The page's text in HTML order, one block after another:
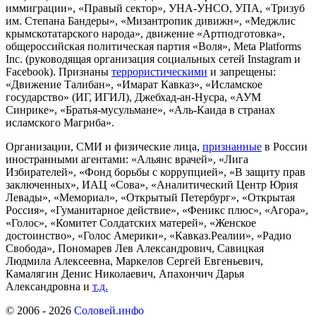
иммиграции», «Правый сектор», УНА-УНСО, УПА, «Тризуб
им. Степана Бандеры», «Мизантропик дивижн», «Меджлис
крымскотатарского народа», движение «Артподготовка»,
общероссийская политическая партия «Воля», Meta Platforms
Inc. (руководящая организация социальных сетей Instagram и
Facebook). Признаны террористическими и запрещены:
«Движение Талибан», «Имарат Кавказ», «Исламское
государство» (ИГ, ИГИЛ), Джебхад-ан-Нусра, «АУМ
Синрике», «Братья-мусульмане», «Аль-Каида в странах
исламского Магриба».
Организации, СМИ и физические лица, признанные в России
иностранными агентами: «Альянс врачей», «Лига
Избирателей», «Фонд борьбы с коррупцией», «В защиту прав
заключенных», ИАЦ «Сова», «Аналитический Центр Юрия
Левады», «Мемориал», «Открытый Петербург», «Открытая
Россия», «Гуманитарное действие», «Феникс плюс», «Агора»,
«Голос», «Комитет Солдатских матерей», «Женское
достоинство», «Голос Америки», «Кавказ.Реалии», «Радио
Свобода», Пономарев Лев Александрович, Савицкая
Людмила Алексеевна, Маркелов Сергей Евгеньевич,
Камалягин Денис Николаевич, Апахончич Дарья
Александровна и т.д.
© 2006 - 2026 Соловей.инфо